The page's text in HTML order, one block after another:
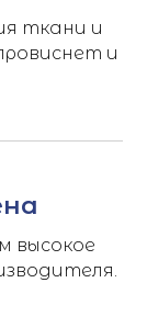
ткани и
и
высокое